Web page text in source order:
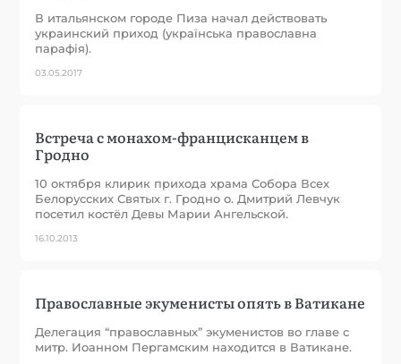
В итальянском городе Пиза начал действовать
украинский приход (українська православна
парафія).
03.05.2017
Встреча с монахом-францисканцем в
Гродно
10 октября клирик прихода храма Собора Всех
Белорусских Святых г. Гродно о. Дмитрий Левчук
посетил костёл Девы Марии Ангельской.
16.10.2013
Православные экуменисты опять в Ватикане
Делегация “православных” экуменистов во главе с
митр. Иоанном Пергамским находится в Ватикане.